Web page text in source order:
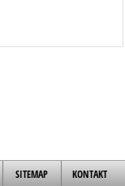
SITEMAP KONTAKT